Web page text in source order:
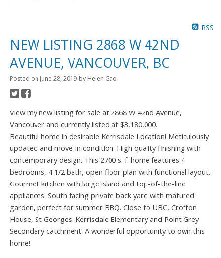
RSS
NEW LISTING 2868 W 42ND
AVENUE, VANCOUVER, BC
Posted on June 28, 2019 by Helen Gao
View my new listing for sale at 2868 W 42nd Avenue,
Vancouver and currently listed at $3,180,000.
Beautiful home in desirable Kerrisdale Location! Meticulously
updated and move-in condition. High quality finishing with
contemporary design. This 2700 s. f. home features 4
bedrooms, 4 1/2 bath, open floor plan with functional layout.
Gourmet kitchen with large island and top-of-the-line
appliances. South facing private back yard with matured
garden, perfect for summer BBQ. Close to UBC, Crofton
House, St Georges. Kerrisdale Elementary and Point Grey
Secondary catchment. A wonderful opportunity to own this
home!